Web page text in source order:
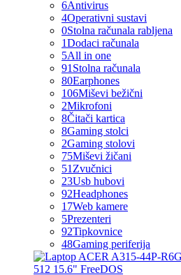
6Antivirus
4Operativni sustavi
0Stolna računala rabljena
1Dodaci računala
5All in one
91 Stolna računala
80Earphones
106Miševi bežični
2Mikrofoni
8Čitači kartica
8Gaming stolci
2Gaming stolovi
75Miševi žičani
51 Zvučnici
23Usb hubovi
92Headphones
17Web kamere
5Prezenteri
92Tipkovnice
48Gaming periferija